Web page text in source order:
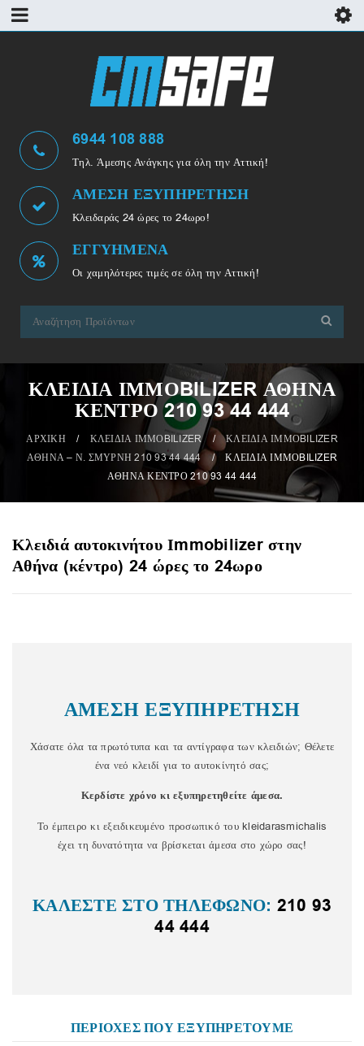
6944 108 888
Τηλ. Άμεσης Ανάγκης για όλη την Αττική!
ΑΜΕΣΗ ΕΞΥΠΗΡΕΤΗΣΗ
Κλειδαράς 24 ώρες το 24ωρο!
ΕΓΓΥΗΜΕΝΑ
Οι χαμηλότερες τιμές σε όλη την Αττική!
ΚΛΕΙΔΙΑ ΙΜΜΟBILIZER ΑΘΗΝΑ
ΚΕΝΤΡΟ 210 93 44 444
ΑΡΧΙΚΗ / ΚΛΕΙΔΙΑ ΙΜΜΟBILIZER /
ΚΛΕΙΔΙΑ ΙΜΜΟBILIZER
ΑΘΗΝΑ – Ν. ΣΜΥΡΝΗ 210 93 44 444
/
ΚΛΕΙΔΙΑ ΙΜΜΟBILIZER
ΑΘΗΝΑ ΚΕΝΤΡΟ 210 93 44 444
Κλειδιά αυτοκινήτου Ιmmobilizer στην
Αθήνα (κέντρο) 24 ώρες το 24ωρο
ΑΜΕΣΗ ΕΞΥΠΗΡΕΤΗΣΗ
Χάσατε όλα τα πρωτότυπα και τα αντίγραφα των κλειδιών; Θέλετε
ένα νεό κλειδί για το αυτοκίνητό σας;
Κερδίστε χρόνο κι εξυπηρετηθείτε άμεσα.
Το έμπειρο κι εξειδικευμένο προσωπικό του kleidarasmichalis
έχει τη δυνατότητα να βρίσκεται άμεσα στο χώρο σας!
ΚΑΛΕΣΤΕ ΣΤΟ ΤΗΛΕΦΩΝΟ: 210 93
44 444
ΠΕΡΙΟΧΕΣ ΠΟΥ ΕΞΥΠΗΡΕΤΟΥΜΕ